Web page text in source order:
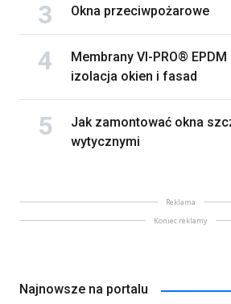
Okna przeciwpożarowe
Membrany VI-PRO®
izolacja okien i fasad
Jak zamontować okna
wytycznymi
Reklama
Koniec reklamy
Najnowsze na portalu